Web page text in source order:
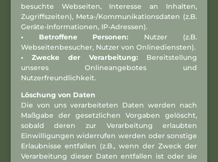
besuchte Webseiten, Interesse an Inhalten,
Zugriffszeiten), Meta-/Kommunikationsdaten (z.B.
Geräte-Informationen, IP-Adressen).
• Betroffene Personen:
Nutzer (z.B.
Webseitenbesucher, Nutzer von Onlinediensten).
• Zwecke der Verarbeitung:
Bereitstellung
unseres Onlineangebotes und
Nutzerfreundlichkeit.
Löschung von Daten
Die von uns verarbeiteten Daten werden nach
Maßgabe der gesetzlichen Vorgaben gelöscht,
sobald deren zur Verarbeitung erlaubten
Einwilligungen widerrufen werden oder sonstige
Erlaubnisse entfallen (z.B., wenn der Zweck der
Verarbeitung dieser Daten entfallen ist oder sie